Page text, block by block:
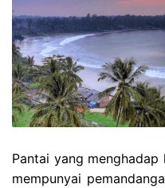
Pantai yang
mempunyai